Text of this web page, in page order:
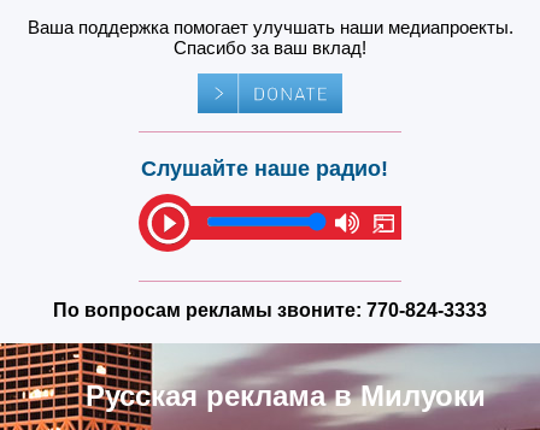
Ваша поддержка помогает улучшать наши медиапроекты.
Спасибо за ваш вклад!
Слушайте наше радио!
По вопросам рекламы звоните: 770-824-3333
Русская реклама в Милуоки